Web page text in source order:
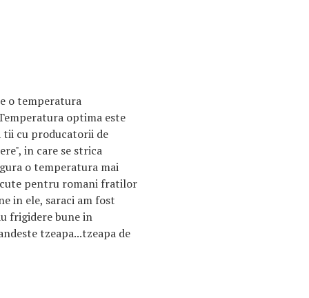
o temperatura
optima este
tii cu producatorii de
in care se strica
o temperatura mai
pentru romani fratilor
in ele, saraci am fost
frigidere bune in
tzeapa...tzeapa de